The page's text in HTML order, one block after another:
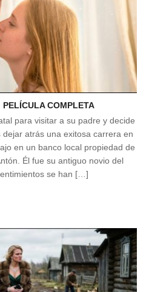
PELÍCULA COMPLETA
para visitar a su padre y decide
atrás una exitosa carrera en
en un banco local propiedad de
Él fue su antiguo novio del
se han […]